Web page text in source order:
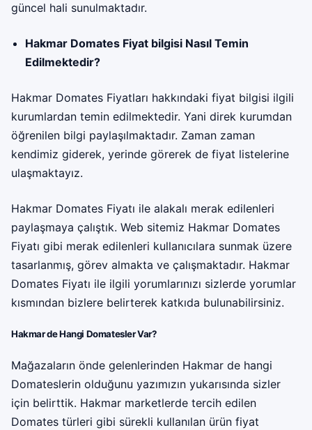
güncel hali sunulmaktadır.
Hakmar Domates Fiyat bilgisi Nasıl Temin
Edilmektedir?
Hakmar Domates Fiyatları hakkındaki fiyat bilgisi ilgili
kurumlardan temin edilmektedir. Yani direk kurumdan
öğrenilen bilgi paylaşılmaktadır. Zaman zaman
kendimiz giderek, yerinde görerek de fiyat listelerine
ulaşmaktayız.
Hakmar Domates Fiyatı ile alakalı merak edilenleri
paylaşmaya çalıştık. Web sitemiz Hakmar Domates
Fiyatı gibi merak edilenleri kullanıcılara sunmak üzere
tasarlanmış, görev almakta ve çalışmaktadır. Hakmar
Domates Fiyatı ile ilgili yorumlarınızı sizlerde yorumlar
kısmından bizlere belirterek katkıda bulunabilirsiniz.
Hakmar de Hangi Domatesler Var?
Mağazaların önde gelenlerinden Hakmar de hangi
Domateslerin olduğunu yazımızın yukarısında sizler
için belirttik. Hakmar marketlerde tercih edilen
Domates türleri gibi sürekli kullanılan ürün fiyat